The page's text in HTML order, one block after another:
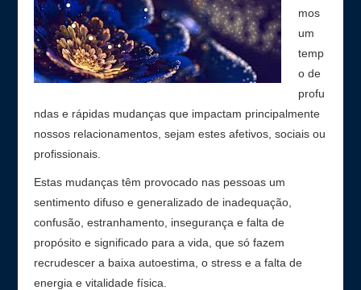
Imprensa
Contato
mos
um
temp
o de
profu
ndas e rápidas mudanças que impactam principalmente
nossos relacionamentos, sejam estes afetivos, sociais ou
profissionais.
Estas mudanças têm provocado nas pessoas um
sentimento difuso e generalizado de inadequação,
confusão, estranhamento, insegurança e falta de
propósito e significado para a vida, que só fazem
recrudescer a baixa autoestima, o stress e a falta de
energia e vitalidade física.